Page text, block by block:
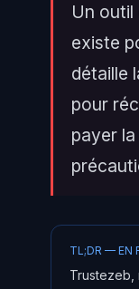
Un
existe
détaille
pour
payer
TL;DR — EN
Trustezeb,